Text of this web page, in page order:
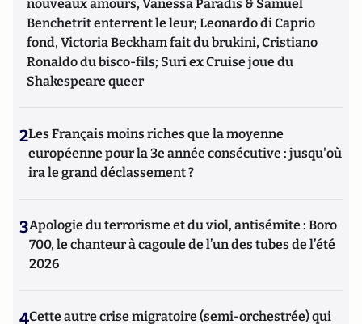
nouveaux amours, Vanessa Paradis & Samuel
Benchetrit enterrent le leur; Leonardo di Caprio
fond, Victoria Beckham fait du brukini, Cristiano
Ronaldo du bisco-fils; Suri ex Cruise joue du
Shakespeare queer
2Les Français moins riches que la moyenne
européenne pour la 3e année consécutive : jusqu'où
ira le grand déclassement ?
3Apologie du terrorisme et du viol, antisémite : Boro
700, le chanteur à cagoule de l’un des tubes de l’été
2026
4Cette autre crise migratoire (semi-orchestrée) qui